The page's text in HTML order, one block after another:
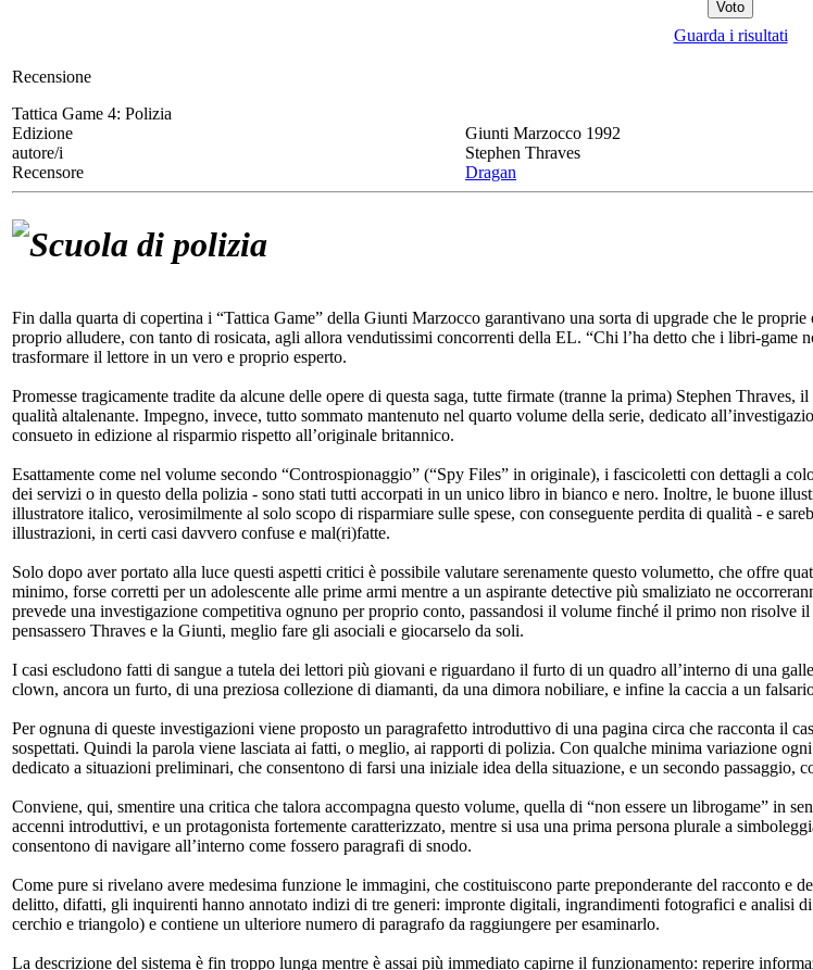
Guarda i risultati
Recensione
Tattica Game 4: Polizia
Edizione
Giunti Marzocco 1992
autore/i
Stephen Thraves
Recensore
Dragan
Scuola di polizia
Fin dalla quarta di copertina i “Tattica Game” della Giunti Marzocco garantivano una sorta di upgrade che le
proprio alludere, con tanto di rosicata, agli allora vendutissimi concorrenti della EL. “Chi l’ha detto che i libri-game
trasformare il lettore in un vero e proprio esperto.
Promesse tragicamente tradite da alcune delle opere di questa saga, tutte firmate (tranne la prima) Stephen
qualità altalenante. Impegno, invece, tutto sommato mantenuto nel quarto volume della serie, dedicato
consueto in edizione al risparmio rispetto all’originale britannico.
Esattamente come nel volume secondo “Controspionaggio” (“Spy Files” in originale), i fascicoletti con dettagli a
dei servizi o in questo della polizia - sono stati tutti accorpati in un unico libro in bianco e nero. Inoltre, le buone
illustratore italico, verosimilmente al solo scopo di risparmiare sulle spese, con conseguente perdita di qualità - e
illustrazioni, in certi casi davvero confuse e mal(ri)fatte.
Solo dopo aver portato alla luce questi aspetti critici è possibile valutare serenamente questo volumetto, che offre
minimo, forse corretti per un adolescente alle prime armi mentre a un aspirante detective più smaliziato ne
prevede una investigazione competitiva ognuno per proprio conto, passandosi il volume finché il primo non risolve
pensassero Thraves e la Giunti, meglio fare gli asociali e giocarselo da soli.
I casi escludono fatti di sangue a tutela dei lettori più giovani e riguardano il furto di un quadro all’interno di una
clown, ancora un furto, di una preziosa collezione di diamanti, da una dimora nobiliare, e infine la caccia a un
Per ognuna di queste investigazioni viene proposto un paragrafetto introduttivo di una pagina circa che racconta il
sospettati. Quindi la parola viene lasciata ai fatti, o meglio, ai rapporti di polizia. Con qualche minima variazione
dedicato a situazioni preliminari, che consentono di farsi una iniziale idea della situazione, e un secondo
Conviene, qui, smentire una critica che talora accompagna questo volume, quella di “non essere un librogame” in
accenni introduttivi, e un protagonista fortemente caratterizzato, mentre si usa una prima persona plurale a
consentono di navigare all’interno come fossero paragrafi di snodo.
Come pure si rivelano avere medesima funzione le immagini, che costituiscono parte preponderante del racconto e
delitto, difatti, gli inquirenti hanno annotato indizi di tre generi: impronte digitali, ingrandimenti fotografici e analisi
cerchio e triangolo) e contiene un ulteriore numero di paragrafo da raggiungere per esaminarlo.
La descrizione del sistema è fin troppo lunga mentre è assai più immediato capirne il funzionamento: reperire